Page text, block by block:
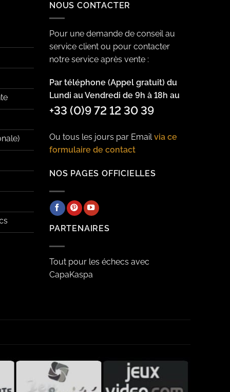
NOUS CONTACTER
Pour une demande de conseil au
service client ou pour contacter
notre service après vente :
Par téléphone (Appel gratuit) du
Lundi au Vendredi de 9h à 18h au
+33 (0)9 72 12 30 39
Ou tous les jours par Emailvia ce
formulaire de contact
NOS PAGES OFFICIELLES
PARTENAIRES
Tout pour les échecs avec
CapaKaspa